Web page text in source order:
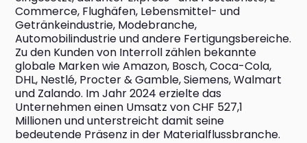
Commerce, Flughäfen, Lebensmittel- und
Getränkeindustrie, Modebranche,
Automobilindustrie und andere Fertigungsbereiche.
Zu den Kunden von Interroll zählen bekannte
globale Marken wie Amazon, Bosch, Coca-Cola,
DHL, Nestlé, Procter & Gamble, Siemens, Walmart
und Zalando. Im Jahr 2024 erzielte das
Unternehmen einen Umsatz von CHF 527,1
Millionen und unterstreicht damit seine
bedeutende Präsenz in der Materialflussbranche.